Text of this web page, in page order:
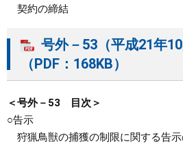
契約の締結
号外－53（平成21年10
（PDF：168KB）
＜号外－53 目次＞
○告示
狩猟鳥獣の捕獲の制限に関する告